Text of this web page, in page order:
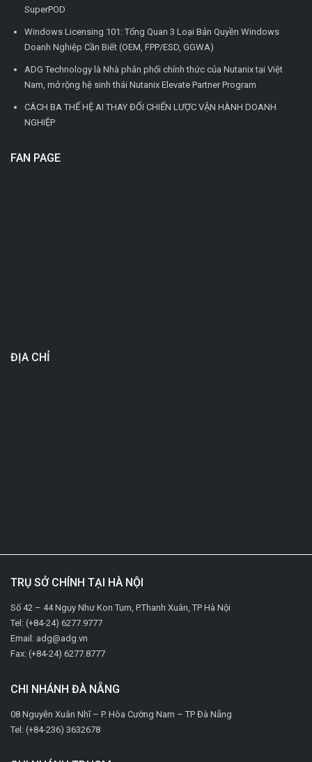
SuperPOD
Windows Licensing 101: Tổng Quan 3 Loại Bản Quyền Windows
Doanh Nghiệp Cần Biết (OEM, FPP/ESD, GGWA)
ADG Technology là Nhà phân phối chính thức của Nutanix tại Việt
Nam, mở rộng hệ sinh thái Nutanix Elevate Partner Program
CÁCH BA THẾ HỆ AI THAY ĐỔI CHIẾN LƯỢC VẬN HÀNH DOANH
NGHIỆP
FAN PAGE
ĐỊA CHỈ
TRỤ SỞ CHÍNH TẠI HÀ NỘI
Số 42 – 44 Ngụy Như Kon Tum, P.Thanh Xuân, TP Hà Nội
Tel: (+84-24) 6277.9777
Email: adg@adg.vn
Fax: (+84-24) 6277.8777
CHI NHÁNH ĐÀ NẴNG
08 Nguyễn Xuân Nhĩ – P. Hòa Cường Nam – TP Đà Nẵng
Tel: (+84-236) 3632678